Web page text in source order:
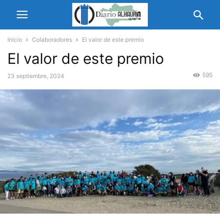
Inicio Colaboradores El valor de este premio
El valor de este premio
23 septiembre, 2024 595